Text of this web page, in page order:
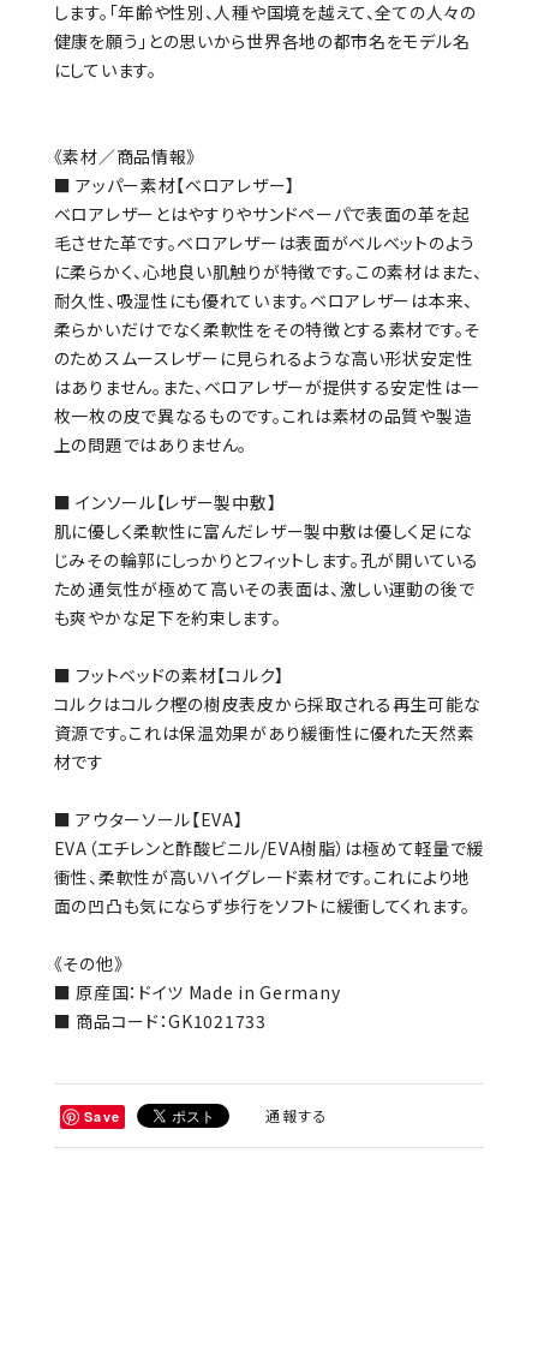
します。「年齢や性別、人種や国境を越えて、全ての人々の
健康を願う」との思いから世界各地の都市名をモデル名
にしています。
《素材／商品情報》
■ アッパー素材【ベロアレザー】
ベロアレザーとはやすりやサンドペーパで表面の革を起
毛させた革です。ベロアレザーは表面がベルベットのよう
に柔らかく、心地良い肌触りが特徴です。この素材はまた、
耐久性、吸湿性にも優れています。ベロアレザーは本来、
柔らかいだけでなく柔軟性をその特徴とする素材です。そ
のためスムースレザーに見られるような高い形状安定性
はありません。また、ベロアレザーが提供する安定性は一
枚一枚の皮で異なるものです。これは素材の品質や製造
上の問題ではありません。
■ インソール【レザー製中敷】
肌に優しく柔軟性に富んだレザー製中敷は優しく足にな
じみその輪郭にしっかりとフィットします。孔が開いている
ため通気性が極めて高いその表面は、激しい運動の後で
も爽やかな足下を約束します。
■ フットベッドの素材【コルク】
コルクはコルク樫の樹皮表皮から採取される再生可能な
資源です。これは保温効果があり緩衝性に優れた天然素
材です
■ アウターソール【EVA】
EVA（エチレンと酢酸ビニル/EVA樹脂）は極めて軽量で緩
衝性、柔軟性が高いハイグレード素材です。これにより地
面の凹凸も気にならず歩行をソフトに緩衝してくれます。
《その他》
■ 原産国：ドイツ Made in Germany
■ 商品コード：GK1021733
Save 通報する